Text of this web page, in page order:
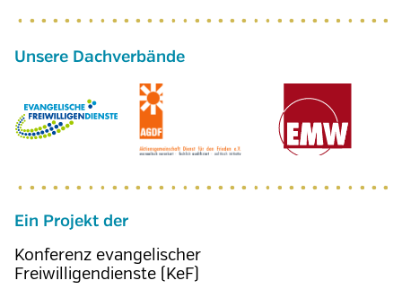
Ein Projekt der
Konferenz evangelischer
Freiwilligendienste (KeF)